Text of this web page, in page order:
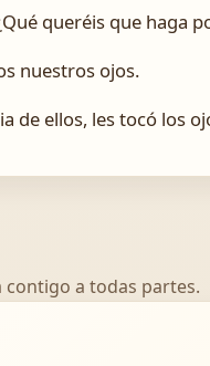
queréis que haga
nuestros ojos.
de ellos, les tocó los
contigo a todas partes.